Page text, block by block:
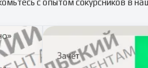
с опытом сокурсников в